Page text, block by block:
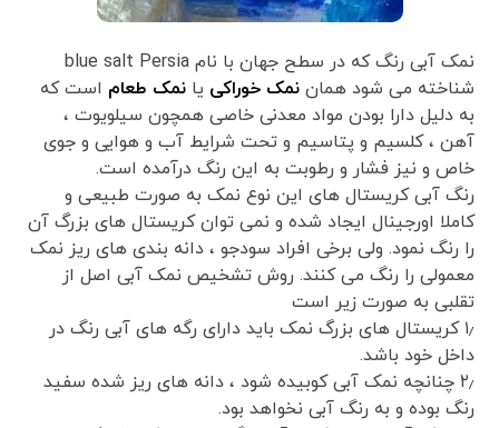
نمک آبی رنگ که در سطح جهان با نام blue salt Persia
شناخته می شود هماننمک خوراکی یانمک طعام است که
به دلیل دارا بودن مواد معدنی خاصی همچون سیلویوت ،
آهن ، کلسیم و پتاسیم و تحت شرایط آب و هوایی و جوی
خاص و نیز فشار و رطوبت به این رنگ درآمده است.
رنگ آبی کریستال های این نوع نمک به صورت طبیعی و
کاملا اورجینال ایجاد شده و نمی توان کریستال های بزرگ آن
را رنگ نمود. ولی برخی افراد سودجو ، دانه بندی های ریز نمک
معمولی را رنگ می کنند. روش تشخیص نمک آبی اصل از
تقلبی به صورت زیر است
۱٫ کریستال های بزرگ نمک باید دارای رگه های آبی رنگ در
داخل خود باشد.
۲٫ چنانچه نمک آبی کوبیده شود ، دانه های ریز شده سفید
رنگ بوده و به رنگ آبی نخواهد بود.